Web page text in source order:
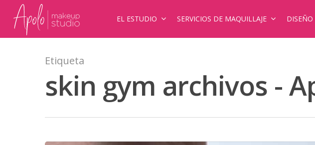
EL ESTUDIO SERVICIOS DE MAQUILLAJE
Etiqueta
skin gym archivos -